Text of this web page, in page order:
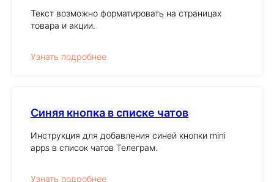
Текст возможно форматировать на страницах
товара и акции.
Узнать подробнее
Синяя кнопка в списке чатов
Инструкция для добавления синей кнопки mini
apps в список чатов Телеграм.
Узнать подробнее